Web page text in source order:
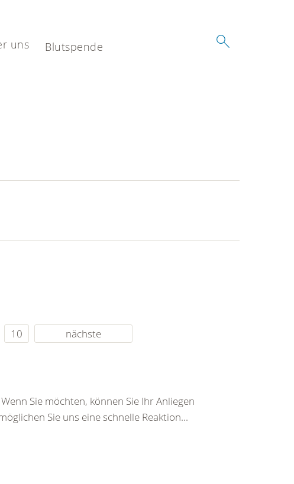
uns Blutspende
10 nächste
Sie möchten, können Sie Ihr Anliegen
Sie uns eine schnelle Reaktion...